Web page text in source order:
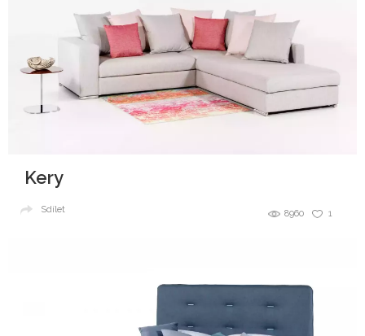
Kery
1
8960
Sdílet